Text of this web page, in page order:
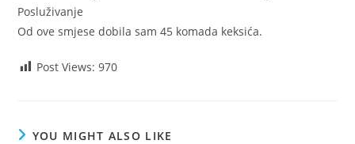
Posluživanje
Od ove smjese dobila sam 45 komada keksića.
Post Views: 970
YOU MIGHT ALSO LIKE